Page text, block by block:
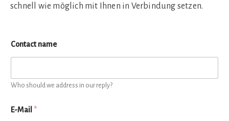
schnell wie möglich mit Ihnen in Verbindung setzen.
Contact name
Who should we address in our reply?
E-Mail *